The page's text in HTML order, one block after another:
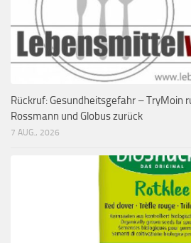
Rückruf: Gesundheitsgefahr – TryMoin
Rossmann und Globus zurück
7 AUG., 2026